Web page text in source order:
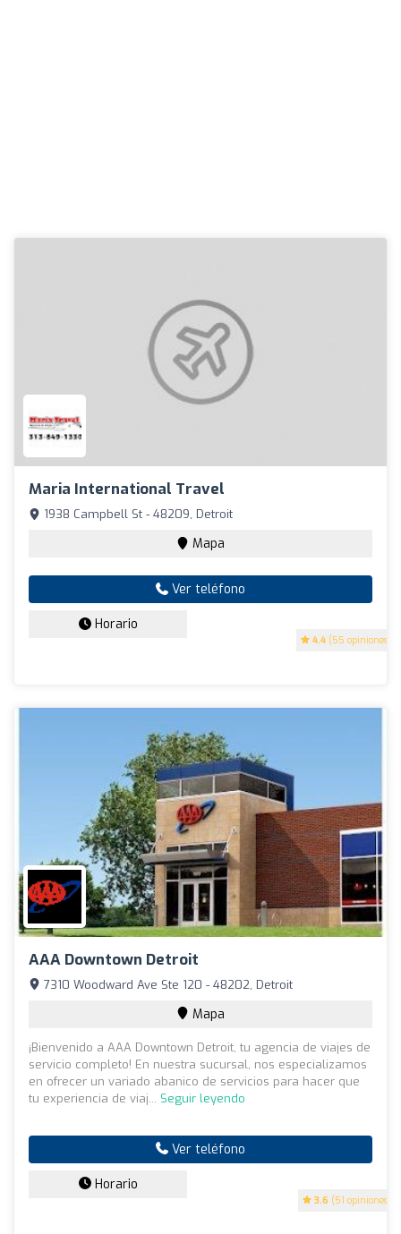
Maria International Travel
4.4 (55 opiniones)
1938 Campbell St - 48209, Detroit
Mapa
Ver teléfono
Horario
AAA Downtown Detroit
3.6 (51 opiniones)
7310 Woodward Ave Ste 120 - 48202, Detroit
Mapa
¡Bienvenido a AAA Downtown Detroit, tu agencia de viajes de
servicio completo! En nuestra sucursal, nos especializamos
en ofrecer un variado abanico de servicios para hacer que
tu experiencia de viaj... Seguir leyendo
Ver teléfono
Horario